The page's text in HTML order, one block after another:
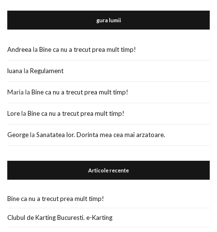
gura lumii
Andreea la Bine ca nu a trecut prea mult timp!
luana la Regulament
Maria la Bine ca nu a trecut prea mult timp!
Lorela Bine ca nu a trecut prea mult timp!
Georgela Sanatatea lor. Dorinta mea cea mai arzatoare.
Articole recente
Bine ca nu a trecut prea mult timp!
Clubul de Karting Bucuresti. e-Karting